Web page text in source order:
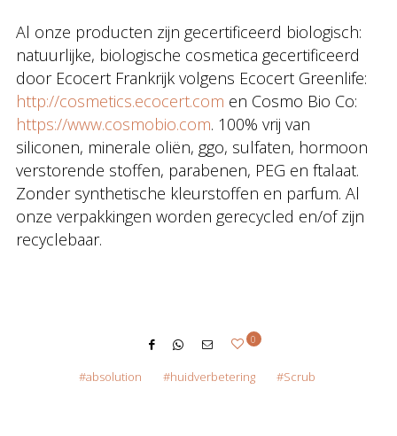
Al onze producten zijn gecertificeerd biologisch:
natuurlijke, biologische cosmetica gecertificeerd
door Ecocert Frankrijk volgens Ecocert Greenlife:
http://cosmetics.ecocert.com en Cosmo Bio Co:
https://www.cosmobio.com. 100% vrij van
siliconen, minerale oliën, ggo, sulfaten, hormoon
verstorende stoffen, parabenen, PEG en ftalaat.
Zonder synthetische kleurstoffen en parfum. Al
onze verpakkingen worden gerecycled en/of zijn
recyclebaar.
0
absolution huidverbetering Scrub